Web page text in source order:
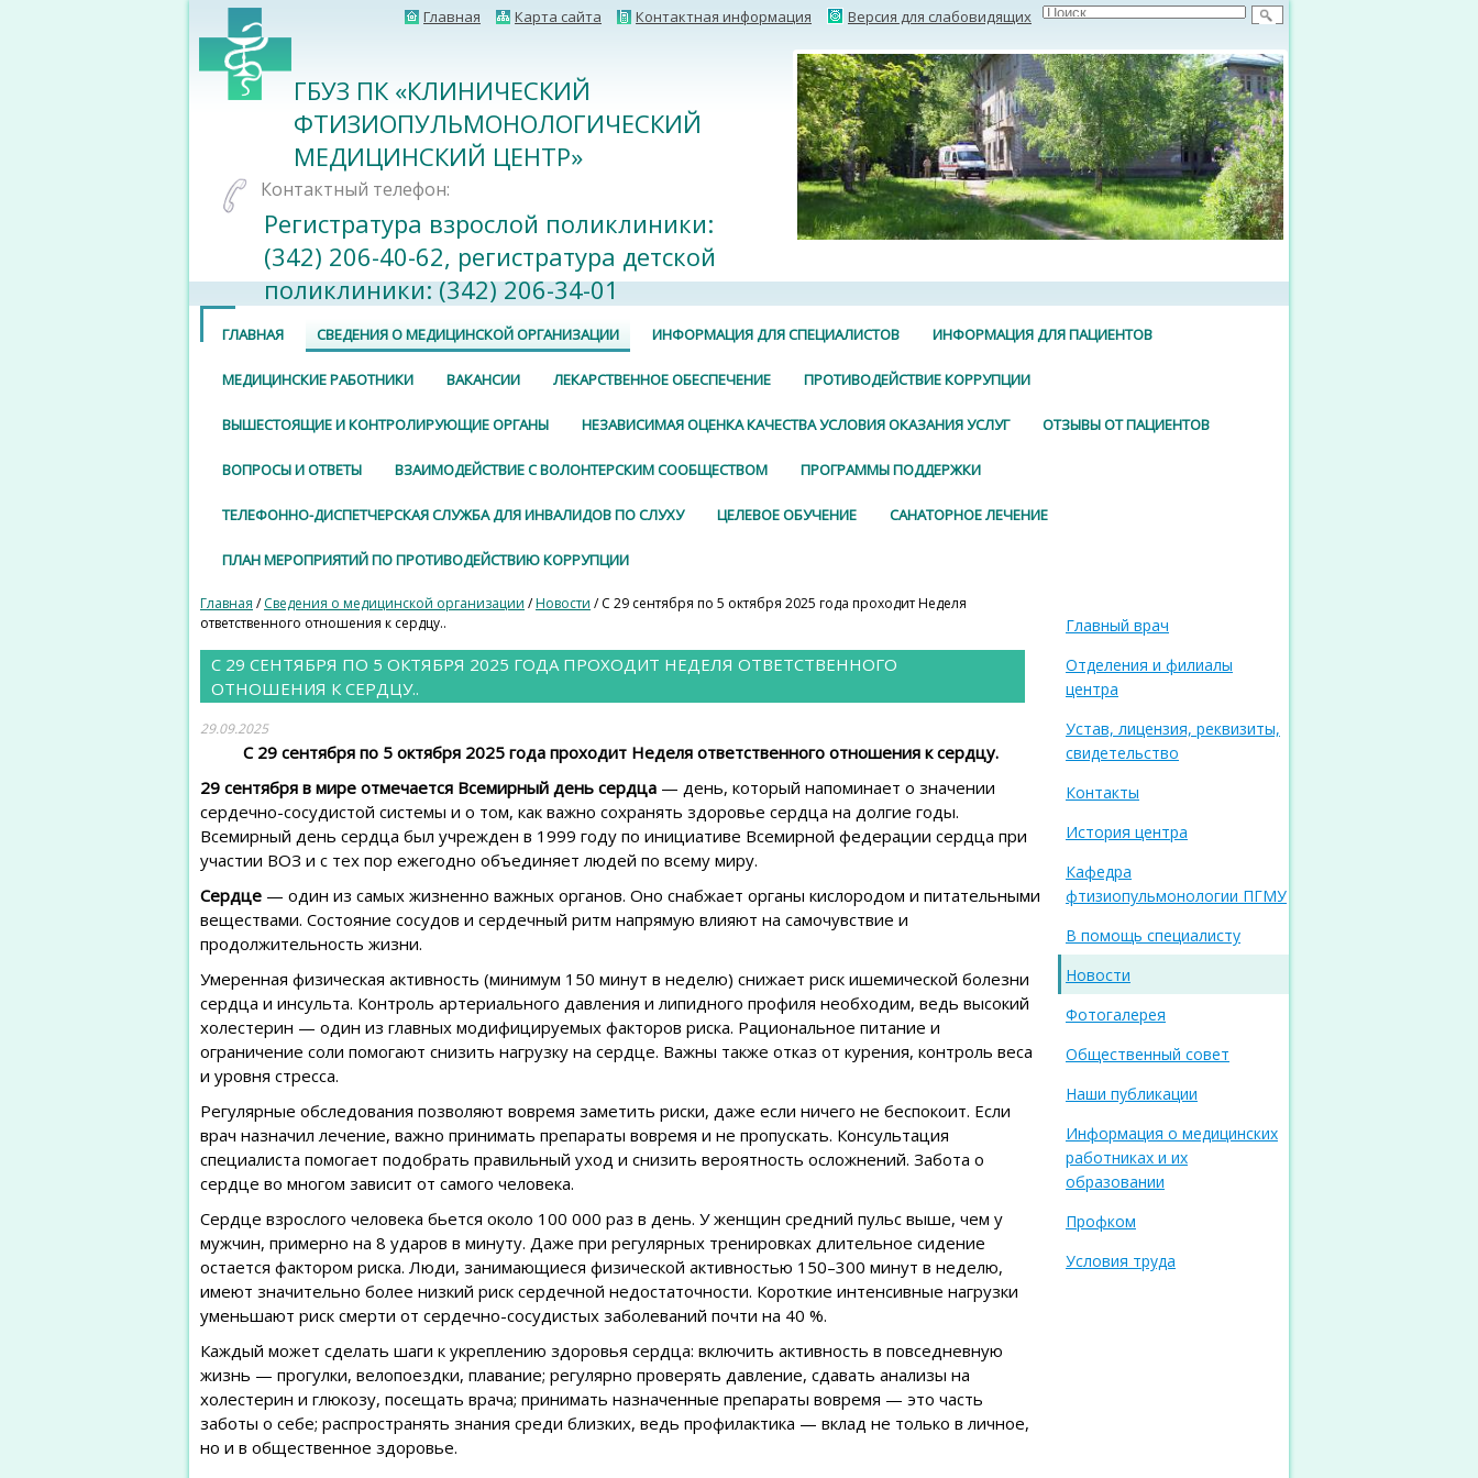
Главная Карта сайта Контактная информация Версия для слабовидящих
ГБУЗ ПК «КЛИНИЧЕСКИЙ
ФТИЗИОПУЛЬМОНОЛОГИЧЕСКИЙ
МЕДИЦИНСКИЙ ЦЕНТР»
Контактный телефон:
Регистратура взрослой поликлиники:
(342) 206-40-62, регистратура детской
поликлиники: (342) 206-34-01
ГЛАВНАЯ СВЕДЕНИЯ О МЕДИЦИНСКОЙ ОРГАНИЗАЦИИ ИНФОРМАЦИЯ ДЛЯ СПЕЦИАЛИСТОВ ИНФОРМАЦИЯ ДЛЯ ПАЦИЕНТОВ
МЕДИЦИНСКИЕ РАБОТНИКИ ВАКАНСИИ ЛЕКАРСТВЕННОЕ ОБЕСПЕЧЕНИЕ ПРОТИВОДЕЙСТВИЕ КОРРУПЦИИ
ВЫШЕСТОЯЩИЕ И КОНТРОЛИРУЮЩИЕ ОРГАНЫ НЕЗАВИСИМАЯ ОЦЕНКА КАЧЕСТВА УСЛОВИЯ ОКАЗАНИЯ УСЛУГ ОТЗЫВЫ ОТ ПАЦИЕНТОВ
ВОПРОСЫ И ОТВЕТЫ ВЗАИМОДЕЙСТВИЕ С ВОЛОНТЕРСКИМ СООБЩЕСТВОМ ПРОГРАММЫ ПОДДЕРЖКИ
ТЕЛЕФОННО-ДИСПЕТЧЕРСКАЯ СЛУЖБА ДЛЯ ИНВАЛИДОВ ПО СЛУХУ ЦЕЛЕВОЕ ОБУЧЕНИЕ САНАТОРНОЕ ЛЕЧЕНИЕ
ПЛАН МЕРОПРИЯТИЙ ПО ПРОТИВОДЕЙСТВИЮ КОРРУПЦИИ
Главная /Сведения о медицинской организации /Новости / С 29 сентября по 5 октября 2025 года проходит Неделя
ответственного отношения к сердцу..
С 29 СЕНТЯБРЯ ПО 5 ОКТЯБРЯ 2025 ГОДА ПРОХОДИТ НЕДЕЛЯ ОТВЕТСТВЕННОГО
ОТНОШЕНИЯ К СЕРДЦУ..
29.09.2025
С 29 сентября по 5 октября 2025 года проходит Неделя ответственного отношения к сердцу.
29 сентября в мире отмечается Всемирный день сердца — день, который напоминает о значении
сердечно-сосудистой системы и о том, как важно сохранять здоровье сердца на долгие годы.
Всемирный день сердца был учрежден в 1999 году по инициативе Всемирной федерации сердца при
участии ВОЗ и с тех пор ежегодно объединяет людей по всему миру.
Сердце — один из самых жизненно важных органов. Оно снабжает органы кислородом и питательными
веществами. Состояние сосудов и сердечный ритм напрямую влияют на самочувствие и
продолжительность жизни.
Умеренная физическая активность (минимум 150 минут в неделю) снижает риск ишемической болезни
сердца и инсульта. Контроль артериального давления и липидного профиля необходим, ведь высокий
холестерин — один из главных модифицируемых факторов риска. Рациональное питание и
ограничение соли помогают снизить нагрузку на сердце. Важны также отказ от курения, контроль веса
и уровня стресса.
Регулярные обследования позволяют вовремя заметить риски, даже если ничего не беспокоит. Если
врач назначил лечение, важно принимать препараты вовремя и не пропускать. Консультация
специалиста помогает подобрать правильный уход и снизить вероятность осложнений. Забота о
сердце во многом зависит от самого человека.
Сердце взрослого человека бьется около 100 000 раз в день. У женщин средний пульс выше, чем у
мужчин, примерно на 8 ударов в минуту. Даже при регулярных тренировках длительное сидение
остается фактором риска. Люди, занимающиеся физической активностью 150–300 минут в неделю,
имеют значительно более низкий риск сердечной недостаточности. Короткие интенсивные нагрузки
уменьшают риск смерти от сердечно-сосудистых заболеваний почти на 40 %.
Каждый может сделать шаги к укреплению здоровья сердца: включить активность в повседневную
жизнь — прогулки, велопоездки, плавание; регулярно проверять давление, сдавать анализы на
холестерин и глюкозу, посещать врача; принимать назначенные препараты вовремя — это часть
заботы о себе; распространять знания среди близких, ведь профилактика — вклад не только в личное,
но и в общественное здоровье.
Главный врач
Отделения и филиалы
центра
Устав, лицензия, реквизиты,
свидетельство
Контакты
История центра
Кафедра
фтизиопульмонологии ПГМУ
В помощь специалисту
Новости
Фотогалерея
Общественный совет
Наши публикации
Информация о медицинских
работниках и их
образовании
Профком
Условия труда